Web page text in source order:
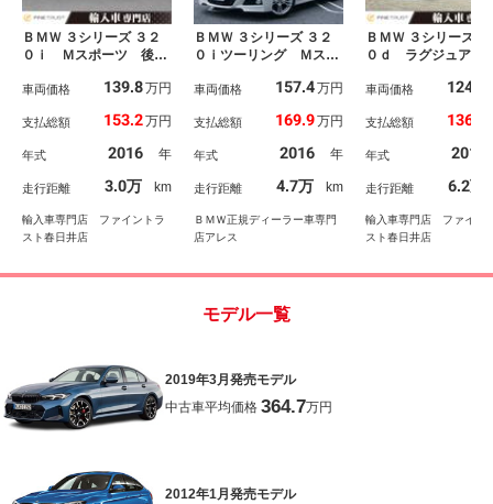
ＢＭＷ ３シリーズ ３２
０ｉ Ｍスポーツ 後期
ＥＤヘッドライト ６ヶ
付 レーダークルーズコ
ンテリジェントセーフテ
ィ バックカメラ クリ
アランスソナー Ｂｌｕ
ｅｔｏｏｔｈ対応
車両価格 139.8万円
支払総額 153.2万円
年式 2016 年
走行距離 3.0万 km
輸入車専門店 ファイントラ
スト春日井店
ＢＭＷ ３シリーズ ３２
０ｉツーリング Ｍスポ
カメラ ＥＴＣ 電動シ
セーフティー アクティ
ル レーンチェンジウォ
ーキング 電動リヤゲー
ト ＬＥＤライト スマ
ートキー 純正アルミホ
イール
車両価格 157.4万円
支払総額 169.9万円
年式 2016 年
走行距離 4.7万 km
ＢＭＷ正規ディーラー車専門
店アレス
ＢＭＷ ３シリーズ
０ｄ ラグジュア
純正ＨＤＤナビ ア
ール ６ヶ月走行距
ドライト 禁煙車
クカメラ インテリ
ントセーフティ シ
ヒーター ＥＴＣ
車両価格 124.8
支払総額 136.9
年式 2017
走行距離 6.2万
輸入車専門店 ファイン
スト春日井店
モデル一覧
2019年3月発売モデル
中古車平均価格 364.7万円
2012年1月発売モデル